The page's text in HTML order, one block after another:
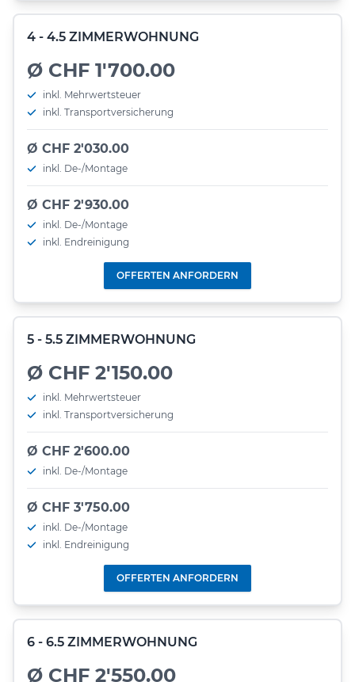
4 - 4.5 ZIMMERWOHNUNG
Ø CHF 1'700.00
inkl. Mehrwertsteuer
inkl. Transportversicherung
Ø CHF 2'030.00
inkl. De-/Montage
Ø CHF 2'930.00
inkl. De-/Montage
inkl. Endreinigung
OFFERTEN ANFORDERN
5 - 5.5 ZIMMERWOHNUNG
Ø CHF 2'150.00
inkl. Mehrwertsteuer
inkl. Transportversicherung
Ø CHF 2'600.00
inkl. De-/Montage
Ø CHF 3'750.00
inkl. De-/Montage
inkl. Endreinigung
OFFERTEN ANFORDERN
6 - 6.5 ZIMMERWOHNUNG
Ø CHF 2'550.00